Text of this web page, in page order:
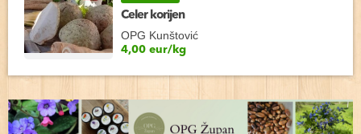
Celer korijen
OPG Kunštović
4,00 eur/kg